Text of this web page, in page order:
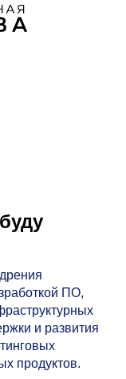
ПО,
и развития
продуктов.